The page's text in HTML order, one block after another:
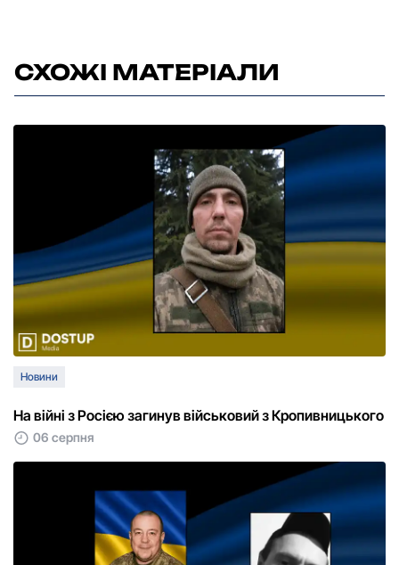
СХОЖІ МАТЕРІАЛИ
Новини
На війні з Росією загинув військовий з Кропивницького
06 серпня